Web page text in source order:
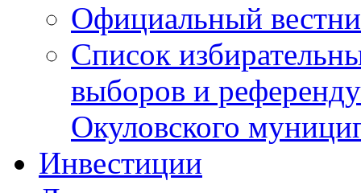
Официальный
Список
выборов и
Окуловского
Инвестиции